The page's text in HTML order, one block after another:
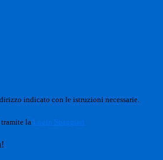
indicato con le istruzioni necessarie.
tramite la Login Spaggiari